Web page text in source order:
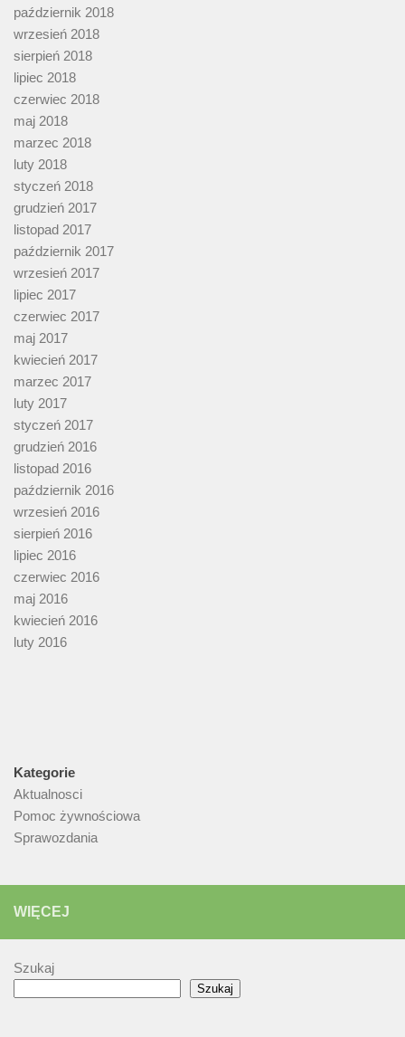
październik 2018
wrzesień 2018
sierpień 2018
lipiec 2018
czerwiec 2018
maj 2018
marzec 2018
luty 2018
styczeń 2018
grudzień 2017
listopad 2017
październik 2017
wrzesień 2017
lipiec 2017
czerwiec 2017
maj 2017
kwiecień 2017
marzec 2017
luty 2017
styczeń 2017
grudzień 2016
listopad 2016
październik 2016
wrzesień 2016
sierpień 2016
lipiec 2016
czerwiec 2016
maj 2016
kwiecień 2016
luty 2016
Kategorie
Aktualnosci
Pomoc żywnościowa
Sprawozdania
WIĘCEJ
Szukaj
Szukaj